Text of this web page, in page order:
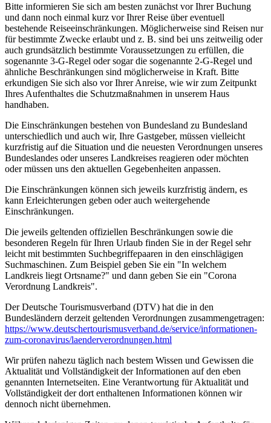
Bitte informieren Sie sich am besten zunächst vor Ihrer Buchung
und dann noch einmal kurz vor Ihrer Reise über eventuell
bestehende Reiseeinschränkungen. Möglicherweise sind Reisen nur
für bestimmte Zwecke erlaubt und z. B. sind bei uns zeitweilig oder
auch grundsätzlich bestimmte Voraussetzungen zu erfüllen, die
sogenannte 3-G-Regel oder sogar die sogenannte 2-G-Regel und
ähnliche Beschränkungen sind möglicherweise in Kraft. Bitte
erkundigen Sie sich also vor Ihrer Anreise, wie wir zum Zeitpunkt
Ihres Aufenthaltes die Schutzmaßnahmen in unserem Haus
handhaben.
Die Einschränkungen bestehen von Bundesland zu Bundesland
unterschiedlich und auch wir, Ihre Gastgeber, müssen vielleicht
kurzfristig auf die Situation und die neuesten Verordnungen unseres
Bundeslandes oder unseres Landkreises reagieren oder möchten
oder müssen uns den aktuellen Gegebenheiten anpassen.
Die Einschränkungen können sich jeweils kurzfristig ändern, es
kann Erleichterungen geben oder auch weitergehende
Einschränkungen.
Die jeweils geltenden offiziellen Beschränkungen sowie die
besonderen Regeln für Ihren Urlaub finden Sie in der Regel sehr
leicht mit bestimmten Suchbegriffepaaren in den einschlägigen
Suchmaschinen. Zum Beispiel geben Sie ein "In welchem
Landkreis liegt Ortsname?" und dann geben Sie ein "Corona
Verordnung Landkreis".
Der Deutsche Tourismusverband (DTV) hat die in den
Bundesländern derzeit geltenden Verordnungen zusammengetragen:
https://www.deutscher­tourismusverband.de/­service/­informationen-
zum-coronavirus/­laenderverordnungen.html
Wir prüfen nahezu täglich nach bestem Wissen und Gewissen die
Aktualität und Vollständigkeit der Informationen auf den eben
genannten Internetseiten. Eine Verantwortung für Aktualität und
Vollständigkeit der dort enthaltenen Informationen können wir
dennoch nicht übernehmen.